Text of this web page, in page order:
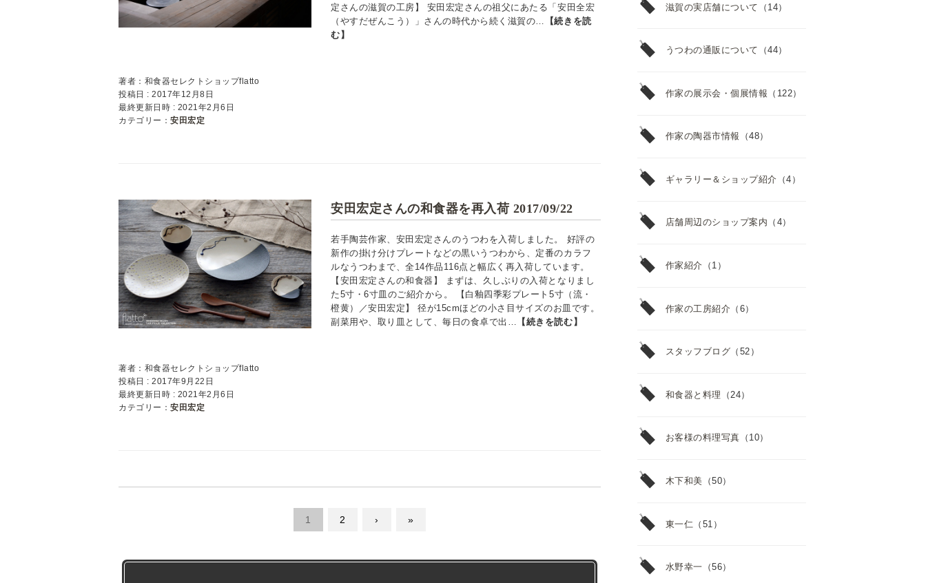
定さんの滋賀の工房】 安田宏定さんの祖父にあたる「安田全宏
（やすだぜんこう）」さんの時代から続く滋賀の…
【続きを読
む】
著者：和食器セレクトショップflatto
投稿日 : 2017年12月8日
最終更新日時 : 2021年2月6日
カテゴリー：安田宏定
安田宏定さんの和食器を再入荷 2017/09/22
若手陶芸作家、安田宏定さんのうつわを入荷しました。 好評の
新作の掛け分けプレートなどの黒いうつわから、定番のカラフ
ルなうつわまで、全14作品116点と幅広く再入荷しています。
【安田宏定さんの和食器】 まずは、久しぶりの入荷となりまし
た5寸・6寸皿のご紹介から。 【白釉四季彩プレート5寸（流・
橙黄）／安田宏定】 径が15cmほどの小さ目サイズのお皿です。
副菜用や、取り皿として、毎日の食卓で出…
【続きを読む】
著者：和食器セレクトショップflatto
投稿日 : 2017年9月22日
最終更新日時 : 2021年2月6日
カテゴリー：安田宏定
1 2 › »
滋賀の実店舗について （14）
うつわの通販について （44）
作家の展示会・個展情報 （122）
作家の陶器市情報 （48）
ギャラリー＆ショップ紹介 （4）
店舗周辺のショップ案内 （4）
作家紹介 （1）
作家の工房紹介 （6）
スタッフブログ （52）
和食器と料理 （24）
お客様の料理写真 （10）
木下和美 （50）
東一仁 （51）
水野幸一 （56）